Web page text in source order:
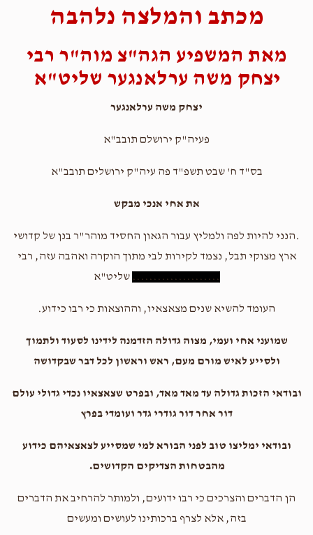
מכתב והמלצה נלהבה
מאת המשפיע הגה"צ מוה"ר רבי
יצחק משה ערלאנגער שליט"א
יצחק משה ערלאנגער
פעיה"ק ירושלם תובב"א
בס"ד ח' שבט תשפ"ד פה עיה"ק ירושלים תובב"א
את אחי אנכי מבקש
.הנני להיות לפה ולמליץ עבור הגאון החסיד מוהר"ר בנן של קדושי
ארץ מצוקי תבל, נצמד לקירות לבי מתוך הוקרה ואהבה עזה, רבי
..................... שליט"א
העומד להשיא שנים מצאצאיו, וההוצאות כי רבו כידוע.
שמועני אחי ועמי, מצוה גדולה הזדמנה לידינו לסעוד ולתמוך
ולסייע לאיש מורם מעם, ראש וראשון לכל דבר שבקדושה
ובודאי הזכות גדולה עד מאד מאד, ובפרט שצאצאיו נכדי גדולי עולם
דור אחר דור גודרי גדר ועומדי בפרץ
ובודאי ימליצו טוב לפני הבורא למי שמסייע לצאצאיהם כידוע
מהבטחות הצדיקים הקדושים.
הן הדברים והצרכים כי רבו ידועים, ולמותר להרחיב את הדברים
בזה, אלא לצרף ברכותינו לעושים ומעשים